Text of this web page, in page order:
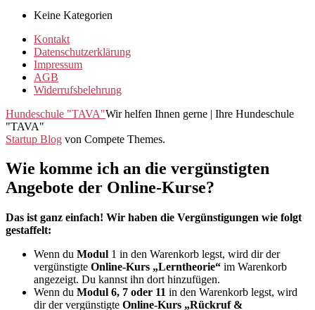
Clubmitglied werden ?
Keine Kategorien
Kontakt
Datenschutzerklärung
Impressum
AGB
Widerrufsbelehrung
Hundeschule "TAVA"Wir helfen Ihnen gerne | Ihre Hundeschule
"TAVA"
Startup Blog von Compete Themes.
Wie komme ich an die vergünstigten
Angebote der Online-Kurse?
Das ist ganz einfach! Wir haben die Vergünstigungen wie folgt
gestaffelt:
Wenn du Modul 1 in den Warenkorb legst, wird dir der
vergünstigte Online-Kurs „Lerntheorie“ im Warenkorb
angezeigt. Du kannst ihn dort hinzufügen.
Wenn du Modul 6, 7 oder 11 in den Warenkorb legst, wird
dir der vergünstigte Online-Kurs „Rückruf &